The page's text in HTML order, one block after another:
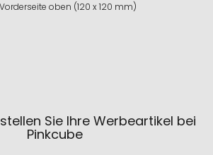
oben (120 x 120 mm)
Sie Ihre Werbeartikel bei
Pinkcube